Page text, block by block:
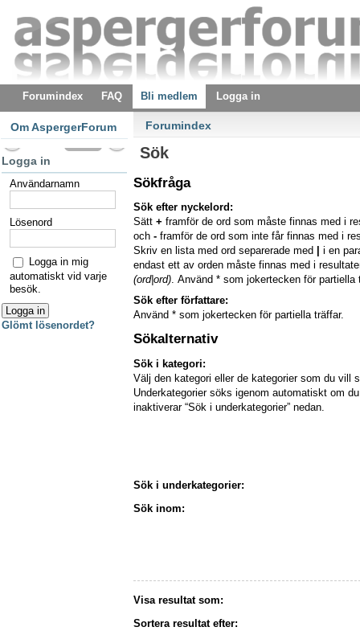
Forumindex FAQ Bli medlem Logga in
Forumindex
Sök
Sökfråga
Sök efter nyckelord:
Sätt + framför de ord som måste finnas med i
och - framför de ord som inte får finnas med i
Skriv en lista med ord separerade med
i en
endast ett av orden måste finnas med i
(ord|ord) . Använd * som jokertecken för partiella
Sök efter författare:
Använd * som jokertecken för partiella träffar.
Sökalternativ
Sök i kategori:
Välj den kategori eller de kategorier som du vill
Underkategorier söks igenom automatiskt om
inaktiverar “Sök i underkategorier” nedan.
Sök i underkategorier:
Sök inom:
Visa resultat som:
Sortera resultat efter:
Om AspergerForum
Logga in
Användarnamn
Lösenord
Logga in mig
automatiskt vid varje
besök.
Glömt lösenordet?